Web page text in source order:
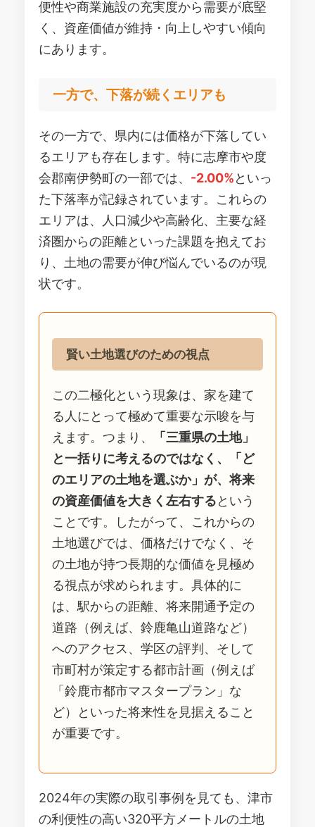
便性や商業施設の充実度から需要が底堅
く、資産価値が維持・向上しやすい傾向
にあります。
一方で、下落が続くエリアも
その一方で、県内には価格が下落してい
るエリアも存在します。特に志摩市や度
会郡南伊勢町の一部では、 -2.00%といっ
た下落率が記録されています。これらの
エリアは、人口減少や高齢化、主要な経
済圏からの距離といった課題を抱えてお
り、土地の需要が伸び悩んでいるのが現
状です。
賢い土地選びのための視点
この二極化という現象は、家を建て
る人にとって極めて重要な示唆を与
えます。つまり、
「三重県の土地」
と一括りに考えるのではなく、「ど
のエリアの土地を選ぶか」が、将来
の資産価値を大きく左右するという
ことです。したがって、これからの
土地選びでは、価格だけでなく、そ
の土地が持つ長期的な価値を見極め
る視点が求められます。具体的に
は、駅からの距離、将来開通予定の
道路（例えば、鈴鹿亀山道路など）
へのアクセス、学区の評判、そして
市町村が策定する都市計画（例えば
「鈴鹿市都市マスタープラン」な
ど）といった将来性を見据えること
が重要です。
2024年の実際の取引事例を見ても、津市
の利便性の高い320平方メートルの土地